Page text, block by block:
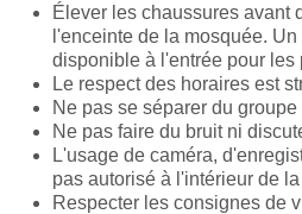
Élever les chaussures avant
l'enceinte de la mosquée.
disponible à l'entrée pour les
Le respect des horaires est
Ne pas se séparer du groupe
Ne pas faire du bruit ni
L'usage de caméra,
pas autorisé à l'intérieur de
Respecter les consignes de